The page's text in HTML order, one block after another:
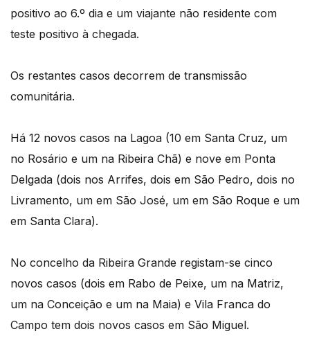
positivo ao 6.º dia e um viajante não residente com
teste positivo à chegada.
Os restantes casos decorrem de transmissão
comunitária.
Há 12 novos casos na Lagoa (10 em Santa Cruz, um
no Rosário e um na Ribeira Chã) e nove em Ponta
Delgada (dois nos Arrifes, dois em São Pedro, dois no
Livramento, um em São José, um em São Roque e um
em Santa Clara).
No concelho da Ribeira Grande registam-se cinco
novos casos (dois em Rabo de Peixe, um na Matriz,
um na Conceição e um na Maia) e Vila Franca do
Campo tem dois novos casos em São Miguel.